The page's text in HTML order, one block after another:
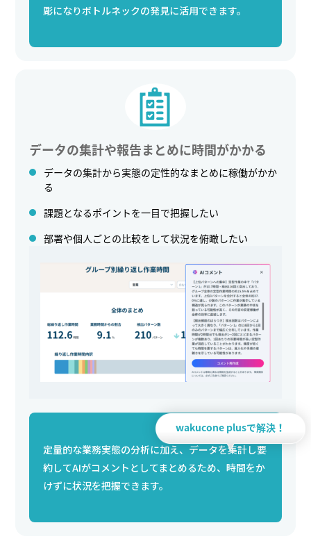
彫になりボトルネックの発見に活用できます。
データの集計や報告まとめに時間がかかる
データの集計から実態の定性的なまとめに稼働がかか
る
課題となるポイントを一目で把握したい
部署や個人ごとの比較をして状況を俯瞰したい
wakucone plusで解決！
定量的な業務実態の分析に加え、データを集計し要
約してAIがコメントとしてまとめるため、時間をか
けずに状況を把握できます。